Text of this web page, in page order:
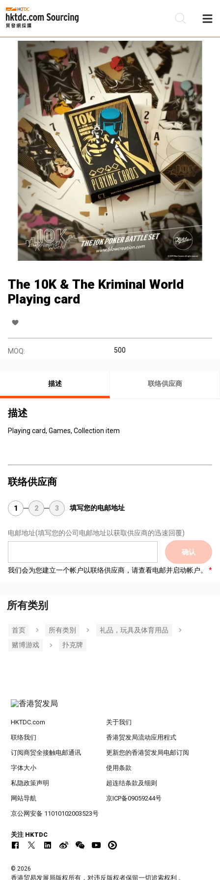
The 10K & The Kriminal World
Playing card
MOQ: 500
描述 联络供应商
描述
Playing card, Games, Collection item
联络供应商
1 2 3 填写您的电邮地址
电邮地址(填写您的公司电邮地址以获取供应商的迅速回覆)
确认
我们会为您建立一个帐户以联络供应商，请查看电邮并启动帐户。
所有类别
首页 所有类別
礼品，玩具及体育用品
赌博游戏
扑克牌
HKTDC.com 关于我们
联络我们 香港贸发局流动应用程式
订阅商贸全接触电邮通讯 更新您的香港贸发局电邮订阅
字体大小 使用条款
私隐政策声明 超连结条款及细则
网站导航 京ICP备09059244号
京公网安备 11010102003523号
关注 HKTDC
© 2026
香港贸易发展局版权所有，对违反版权者保留一切追索权利 。